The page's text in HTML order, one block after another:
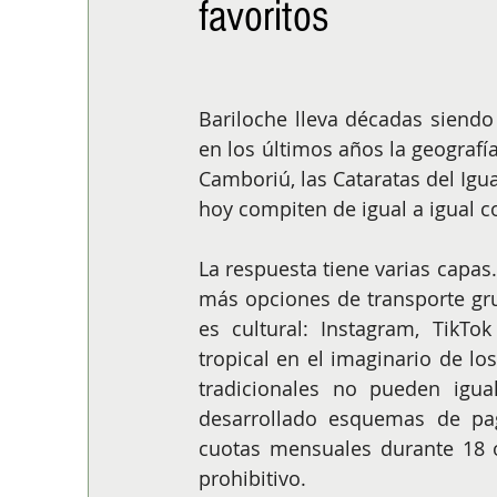
ALIMENTACIÓN COLUMNA
favoritos
Bariloche lleva décadas
en los últimos años la
Camboriú, las Cataratas del
hoy compiten de igual a igual
La respuesta tiene varias
más opciones de transporte
es cultural: Instagram,
tropical en el imaginario de
tradicionales no pueden
desarrollado esquemas de
cuotas mensuales durante
prohibitivo.